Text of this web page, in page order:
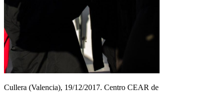
Cullera (Valencia), 19/12/2017. Centro CEAR de